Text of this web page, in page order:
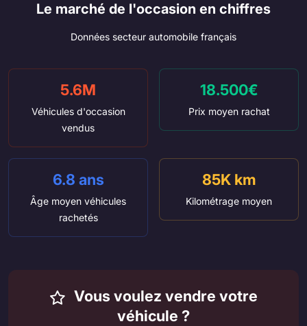
Le marché de l'occasion en chiffres
Données secteur automobile français
5.6M
Véhicules d'occasion
vendus
18.500€
Prix moyen rachat
6.8 ans
Âge moyen véhicules
rachetés
85K km
Kilométrage moyen
Vous voulez vendre votre
véhicule ?